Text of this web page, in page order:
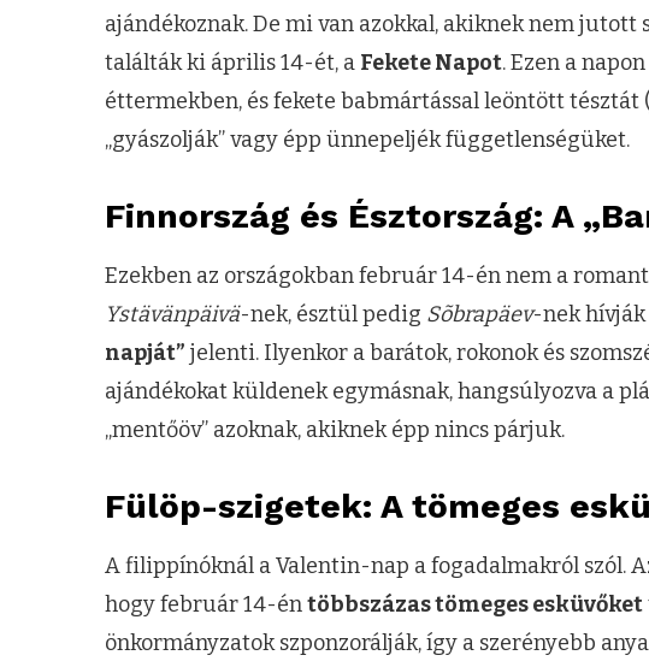
ajándékoznak. De mi van azokkal, akiknek nem jutott
találták ki április 14-ét, a Fekete Napot. Ezen a
éttermekben, és fekete babmártással leöntött tésztát (
„gyászolják” vagy épp ünnepeljék függetlenségüket.
Finnország és Észtország: A
Ezekben az országokban február 14-én nem a
Ystävänpäivä-nek, észtül pedig Sõbrapäev-nek hívják
napját” jelenti. Ilyenkor a barátok, rokonok és
ajándékokat küldenek egymásnak, hangsúlyozva a
„mentőöv” azoknak, akiknek épp nincs párjuk.
Fülöp-szigetek: A tömeges
A filippínóknál a Valentin-nap a fogadalmakról szól.
hogy február 14-éntöbbszázas tömeges esküvőket
önkormányzatok szponzorálják, így a szerényebb